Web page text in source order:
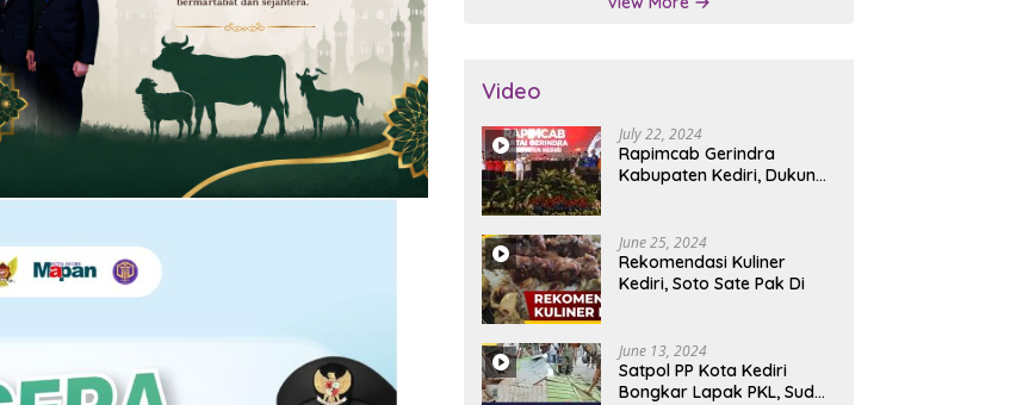
Video
July 22, 2024
Rapimcab Gerindra
Kabupaten Kediri, Dukung
June 25, 2024
Rekomendasi Kuliner
Kediri, Soto Sate Pak Di
June 13, 2024
Satpol PP Kota Kediri
Bongkar Lapak PKL, Sudah